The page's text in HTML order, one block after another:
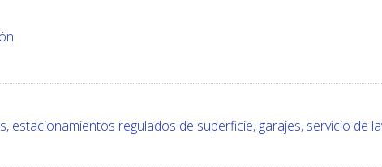
estacionamientos regulados de superficie, garajes, servicio de